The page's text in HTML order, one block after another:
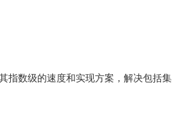
指数级的速度和实现方案，解决包括集